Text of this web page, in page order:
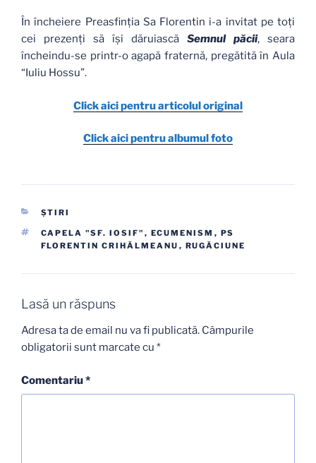
În încheiere Preasfinţia Sa Florentin i-a invitat pe toţi
cei prezenţi să îşi dăruiască Semnul păcii, seara
încheindu-se printr-o agapă fraternă, pregătită în Aula
“Iuliu Hossu”.
Click aici pentru articolul original
Click aici pentru albumul foto
CATEGORII
ŞTIRI
ETICHETE
CAPELA "SF. IOSIF" , ECUMENISM , PS
FLORENTIN CRIHĂLMEANU , RUGĂCIUNE
Lasă un răspuns
Adresa ta de email nu va fi publicată. Câmpurile
obligatorii sunt marcate cu *
Comentariu*